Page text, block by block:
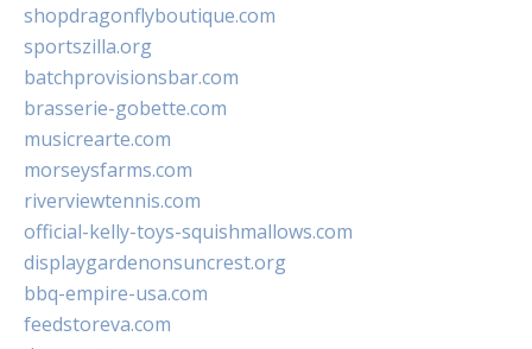
shopdragonflyboutique.com
sportszilla.org
batchprovisionsbar.com
brasserie-gobette.com
musicrearte.com
morseysfarms.com
riverviewtennis.com
official-kelly-toys-squishmallows.com
displaygardenonsuncrest.org
bbq-empire-usa.com
feedstoreva.com